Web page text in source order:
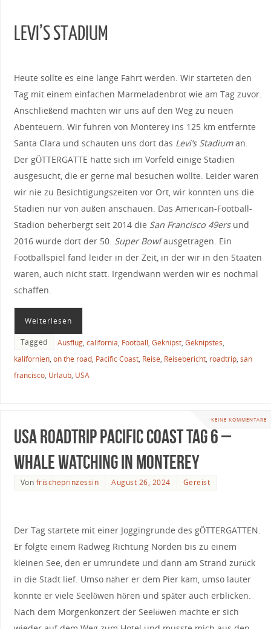
LEVI’S STADIUM
Heute sollte es eine lange Fahrt werden. Wir starteten den
Tag mit einem einfachen Marmeladenbrot wie am Tag zuvor.
Anschließend machten wir uns auf den Weg zu neuen
Abenteuern. Wir fuhren von Monterey ins 125 km entfernte
Santa Clara und schauten uns dort das Levi‘s Stadiuman.
Der gÖTTERGATTE hatte sich im Vorfeld einige Stadien
ausgesucht, die er gerne mal besuchen wollte. Leider waren
wir nie zu Besichtigungszeiten vor Ort, wir konnten uns die
Stadien nur von außen anschauen. Das American-Football-
Stadion beherbergt seit 2014 die San Francisco 49ersund
2016 wurde dort der 50. Super Bowlausgetragen. Ein
Footballspiel fand leider in der Zeit, in der wir in den Staaten
waren, auch nicht statt. Irgendwann werden wir es nochmal
schaffen.
Weiterlesen
Tagged Ausflug, california, Football, Geknipst, Geknipstes,
kalifornien, on the road, Pacific Coast, Reise, Reisebericht, roadtrip, san
francisco, Urlaub, USA
KEINE KOMMENTARE
USA Roadtrip Pacific Coast Tag 6 –
Whale Watching in Monterey
Von frischeprinzessin August 26, 2024 Gereist
Der Tag startete mit einer Joggingrunde des gÖTTERGATTEN.
Er folgte einem Radweg Richtung Norden bis zu einem
kleinen See, den er umrundete und dann am Strand zurück
in die Stadt lief. Umso näher er dem Pier kam, umso lauter
konnte er viele Seelöwen hören und später auch erblicken.
Nach dem Morgenkonzert der Seelöwen machte er sich